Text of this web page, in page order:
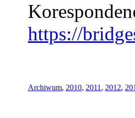
https://
Archiwum, 2010, 2011 , 2012,